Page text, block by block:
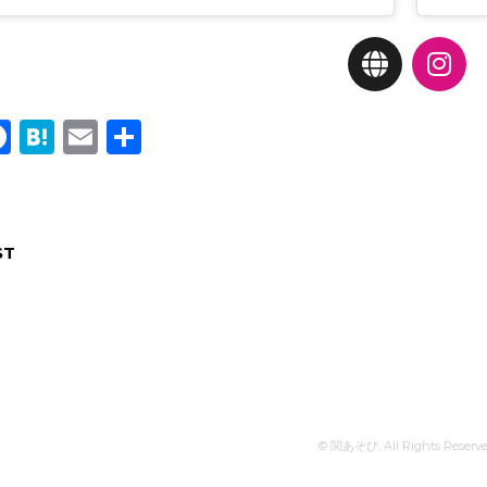
Facebook
Hatena
Email
© 関あそび, All Rights